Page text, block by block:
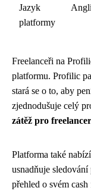
Jazyk
platformy
Freelanceři na
platformu. Profilic
stará se o to, aby
zjednodušuje celý
zátěž pro
Platforma také
usnadňuje
přehled o svém